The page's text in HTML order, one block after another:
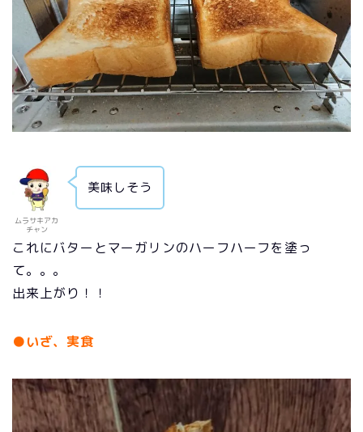
ムラサキアカ
チャン
美味しそう
これにバターとマーガリンのハーフハーフを塗っ
て。。。
出来上がり！！
●いざ、実食